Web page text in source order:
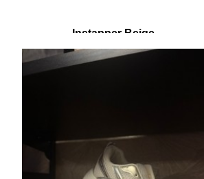
Instapper Beige
€ 15,00 € 29,95